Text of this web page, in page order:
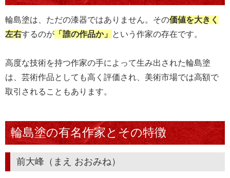
輪島塗は、ただの漆器ではありません。その価値を大きく
左右するのが 「誰の作品か」 という作家の存在です。
高度な技術を持つ作家の手によって生み出された輪島塗
は、芸術作品としても高く評価され、美術市場では高額で
取引されることもあります。
輪島塗の有名作家とその特徴
前大峰（まえ おおみね）